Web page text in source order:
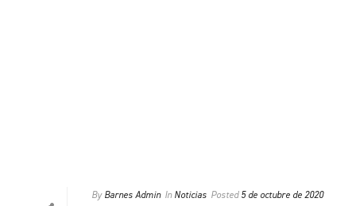
By Barnes Admin In Noticias Posted 5 de octubre de 2020